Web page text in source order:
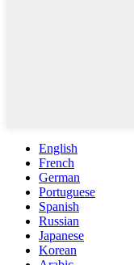
English
French
German
Portuguese
Spanish
Russian
Japanese
Korean